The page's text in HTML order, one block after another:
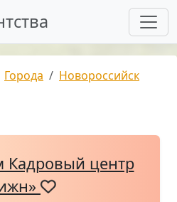
Города
Новороссийск
Кадровый центр